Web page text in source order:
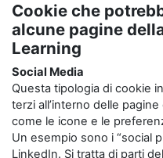
Cookie che
alcune pagine
Learning
Social Media
Questa tipologia di cookie
terzi all’interno delle
come le icone e le
Un esempio sono i “social
LinkedIn. Si tratta di parti